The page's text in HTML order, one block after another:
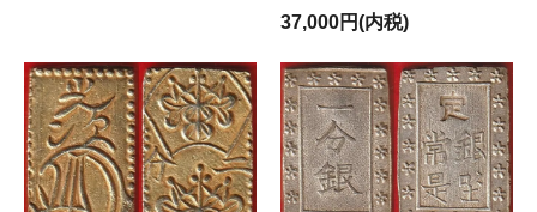
37,000円(内税)